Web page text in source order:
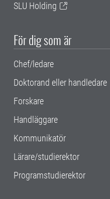
SLU Holding
För dig som är
Chef/ledare
Doktorand eller handledare
Forskare
Handläggare
Kommunikatör
Lärare/studierektor
Programstudierektor